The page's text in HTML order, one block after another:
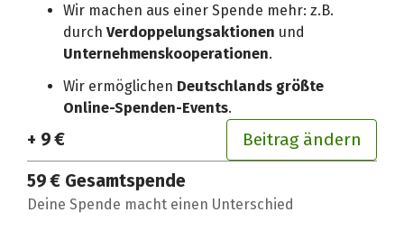
Wir machen aus einer Spende mehr: z.B.
durchVerdoppelungsaktionen und
Unternehmenskooperationen.
Wir ermöglichen Deutschlands größte
Online-Spenden-Events.
+ 9 € Beitrag ändern
59 € Gesamtspende
Deine Spende macht einen Unterschied